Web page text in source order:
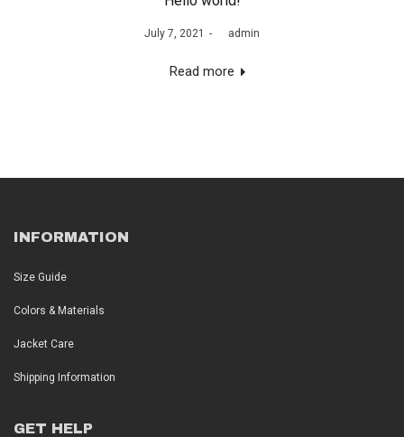
Posted
July 7, 2021 admin
Read more
INFORMATION
Size Guide
Colors & Materials
Jacket Care
Shipping Information
GET HELP